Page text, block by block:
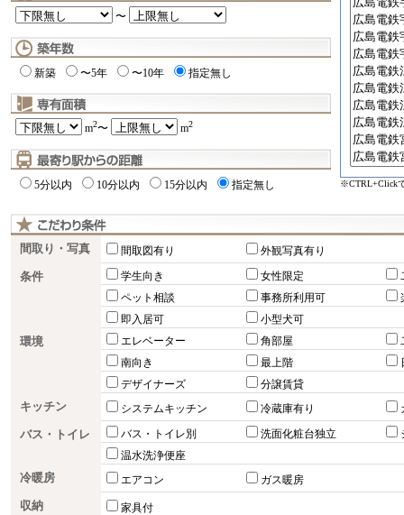
〜
新築 〜5年 〜10年 指定無し
m2〜 m2
5分以内 10分以内 15分以内 指定無し ※CTRL+Click
間取り・写真 間取図有り 外観写真有り
条件 学生向き 女性限定
ペット相談
事務所利用可
即入居可
小型犬可
環境 エレベーター 角部屋
南向き
最上階
デザイナーズ
分譲賃貸
キッチン システムキッチン 冷蔵庫有り
バス・トイレ バス・トイレ別 洗面化粧台独立
温水洗浄便座
冷暖房 エアコン ガス暖房
収納 家具付